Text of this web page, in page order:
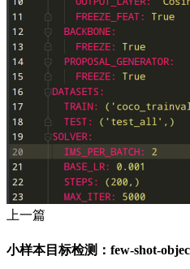
上一篇
小样本目标检测：few-shot-